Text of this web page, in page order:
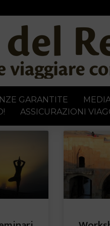
GARANTITE
ASSICURAZIONI